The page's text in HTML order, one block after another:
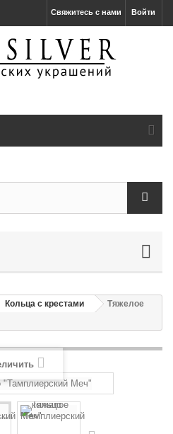
Войти
Свяжитесь с нами
Кольца с крестами
Тяжелое